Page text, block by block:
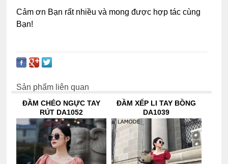
Cảm ơn Bạn rất nhiều và mong được hợp tác cùng
Bạn!
Sản phẩm liên quan
ĐẦM CHÉO NGỰC TAY
RÚT DA1052
ĐẦM XẾP LI TAY BỒNG
DA1039